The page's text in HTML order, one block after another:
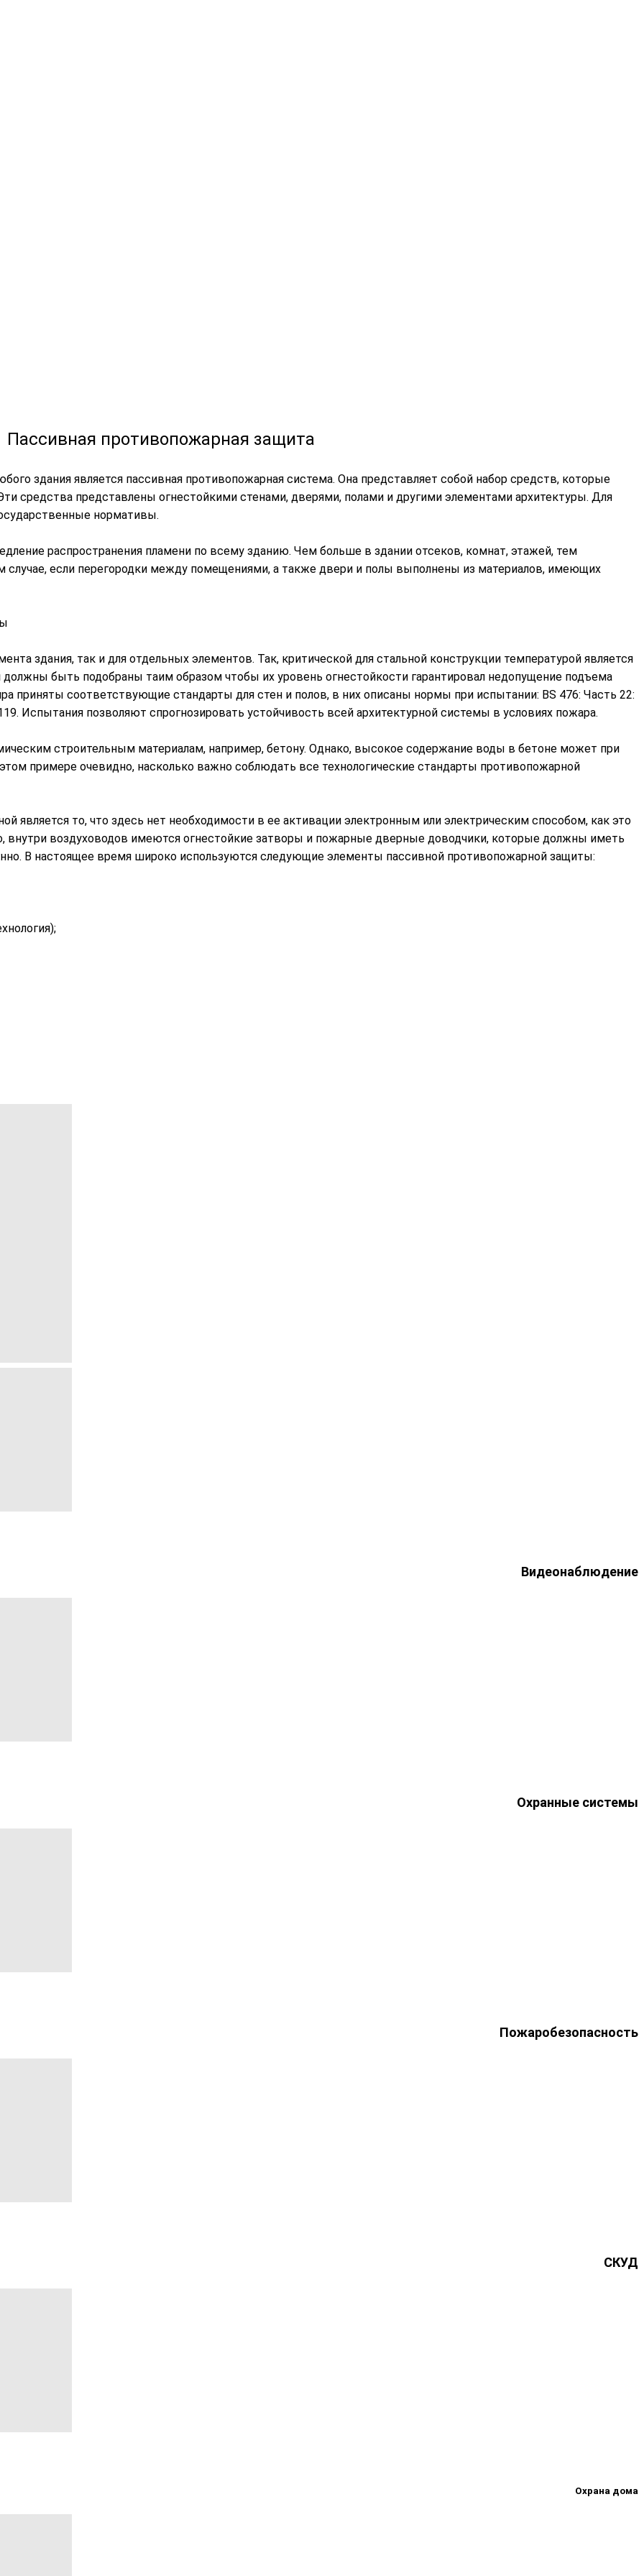
Пассивная противопожарная защита
здания является пассивная противопожарная система. Она представляет собой набор средств, которые
средства представлены огнестойкими стенами, дверями, полами и другими элементами архитектуры. Для
нормативы.
распространения пламени по всему зданию. Чем больше в здании отсеков, комнат, этажей, тем
случае, если перегородки между помещениями, а также двери и полы выполнены из материалов, имеющих
здания, так и для отдельных элементов. Так, критической для стальной конструкции температурой является
быть подобраны таим образом чтобы их уровень огнестойкости гарантировал недопущение подъема
приняты соответствующие стандарты для стен и полов, в них описаны нормы при испытании: BS 476: Часть 22:
Испытания позволяют спрогнозировать устойчивость всей архитектурной системы в условиях пожара.
строительным материалам, например, бетону. Однако, высокое содержание воды в бетоне может при
примере очевидно, насколько важно соблюдать все технологические стандарты противопожарной
является то, что здесь нет необходимости в ее активации электронным или электрическим способом, как это
внутри воздуховодов имеются огнестойкие затворы и пожарные дверные доводчики, которые должны иметь
В настоящее время широко используются следующие элементы пассивной противопожарной защиты:
Видеонаблюдение
Охранные системы
Пожаробезопасность
СКУД
Охрана дома